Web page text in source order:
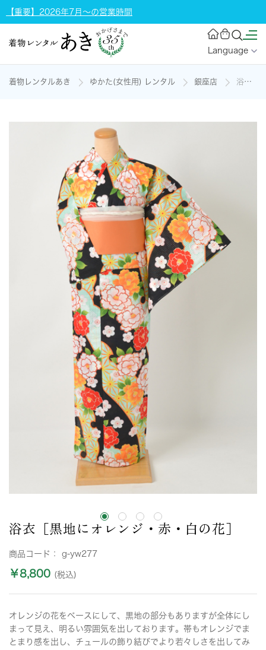
【重要】2026年7月～の営業時間
Language
着物レンタルあき ゆかた(女性用) レンタル 銀座店 浴衣［黒地にオレンジ・赤・白の花］の着物レンタル
浴衣［黒地にオレンジ・赤・白の花］
商品コード： g-yw277
￥8,800 (税込)
オレンジの花をベースにして、黒地の部分もありますが全体にし
まって見え、明るい雰囲気を出しております。帯もオレンジでま
とまり感を出し、チュールの飾り結びでより若々しさを出してみ